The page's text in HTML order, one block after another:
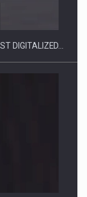
Finantare
DIGITALIZED…